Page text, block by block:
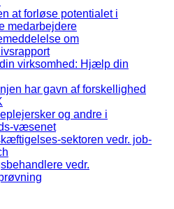
at forløse potentialet i
medarbejdere
om
virksomhed: Hjælp din
har gavn af forskellighed
og andre i
væsenet
sektoren vedr. job-
vedr.